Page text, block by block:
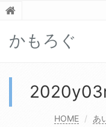
かもろぐ
HOME あ